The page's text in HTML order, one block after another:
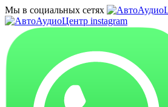
Мы в социальных сетях